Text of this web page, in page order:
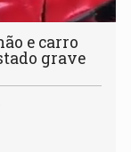
e carro
grave